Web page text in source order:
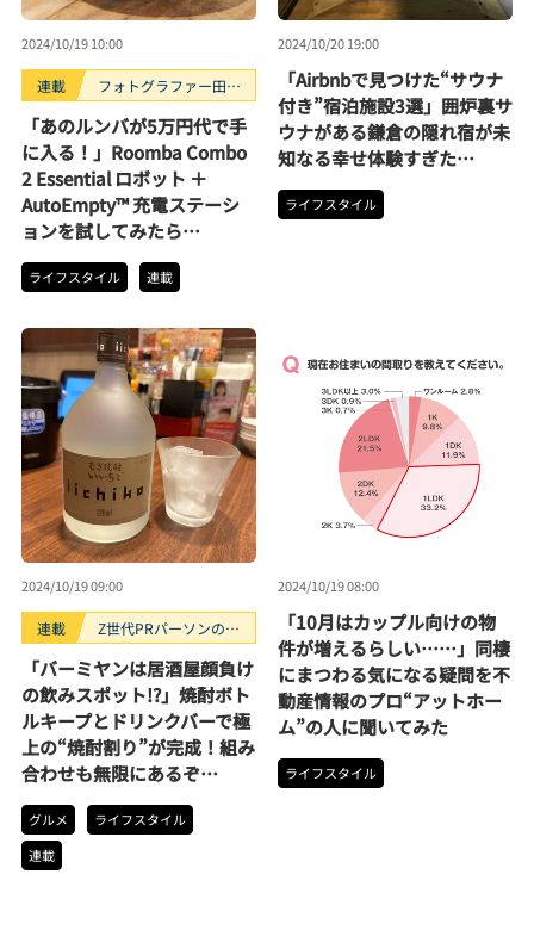
2024/10/19 10:00
連載
フォトグラファー田中
チ”レビュー
「あのルンバが5万円代で手
に入る！」Roomba Combo
2 Essential ロボット ＋
AutoEmpty™ 充電ステーシ
ョンを試してみたら…
ライフスタイル 連載
2024/10/20 19:00
「Airbnbで見つけた“サウナ
付き”宿泊施設3選」囲炉裏サ
ウナがある鎌倉の隠れ宿が未
知なる幸せ体験すぎた…
ライフスタイル
2024/10/19 09:00
連載
Z世代PRパーソンのキ
「バーミヤンは居酒屋顔負け
の飲みスポット!?」焼酎ボト
ルキープとドリンクバーで極
上の“焼酎割り”が完成！組み
合わせも無限にあるぞ…
グルメ
ライフスタイル
連載
2024/10/19 08:00
「10月はカップル向けの物
件が増えるらしい……」同棲
にまつわる気になる疑問を不
動産情報のプロ“アットホー
ム”の人に聞いてみた
ライフスタイル